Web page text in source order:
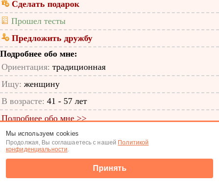
Сделать подарок
Прошел тесты
Предложить дружбу
Подробнее обо мне:
Ориентация: традиционная
Ищу: женщину
В возрасте: 41 - 57 лет
Подробнее обо мне >>
ID анкеты: 48347392
Знакомства|Поиск анкет
Мы используем cookies
Продолжая, Вы соглашаетесь с нашей Политикой
конфиденциальности.
Принять